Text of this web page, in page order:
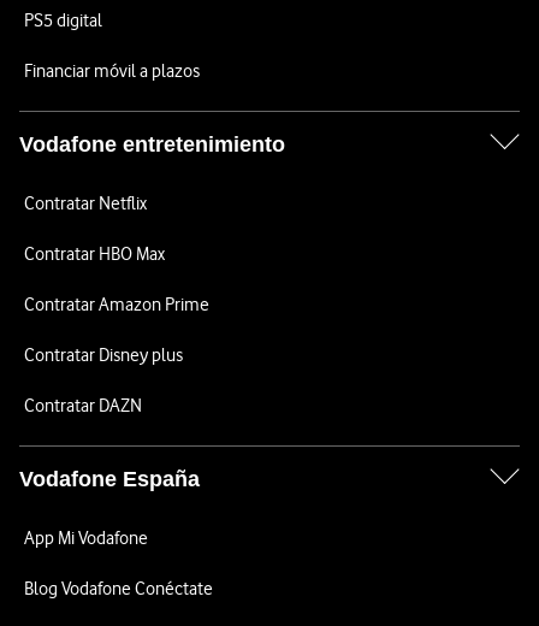
PS5 digital
Financiar móvil a plazos
Vodafone entretenimiento
Contratar Netflix
Contratar HBO Max
Contratar Amazon Prime
Contratar Disney plus
Contratar DAZN
Vodafone España
App Mi Vodafone
Blog Vodafone Conéctate